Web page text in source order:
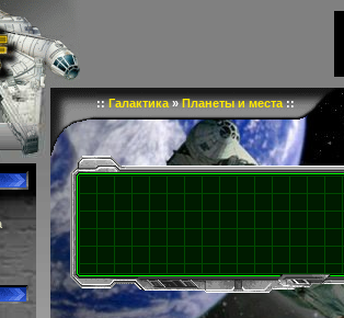
::Галактика»Планеты и места::